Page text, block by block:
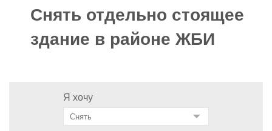
Снять отдельно стоящее
здание в районе ЖБИ
Я хочу